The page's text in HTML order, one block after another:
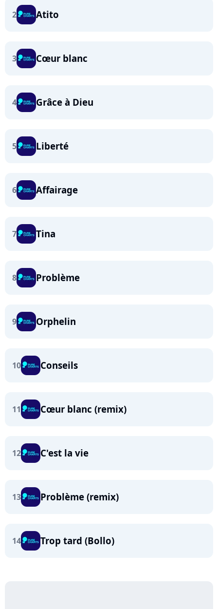
2 Atito
3 Cœur blanc
4 Grâce à Dieu
5 Liberté
6 Affairage
7 Tina
8 Problème
9 Orphelin
10 Conseils
11 Cœur blanc (remix)
12 C'est la vie
13 Problème (remix)
14 Trop tard (Bollo)